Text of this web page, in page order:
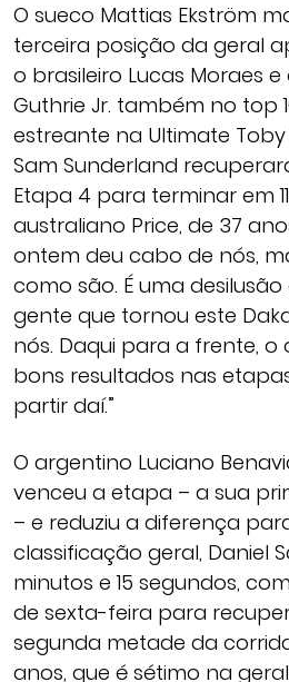
O sueco Mattias Ekström
terceira posição da geral
o brasileiro Lucas Moraes
Guthrie Jr. também no top
estreante na Ultimate
Sam Sunderland
Etapa 4 para terminar em
australiano Price, de 37
ontem deu cabo de nós,
como são. É uma
gente que tornou este
nós. Daqui para a frente,
bons resultados nas
partir daí.”
O argentino Luciano
venceu a etapa – a sua
– e reduziu a diferença
classificação geral, Daniel
minutos e 15 segundos,
de sexta-feira para
segunda metade da
anos, que é sétimo na